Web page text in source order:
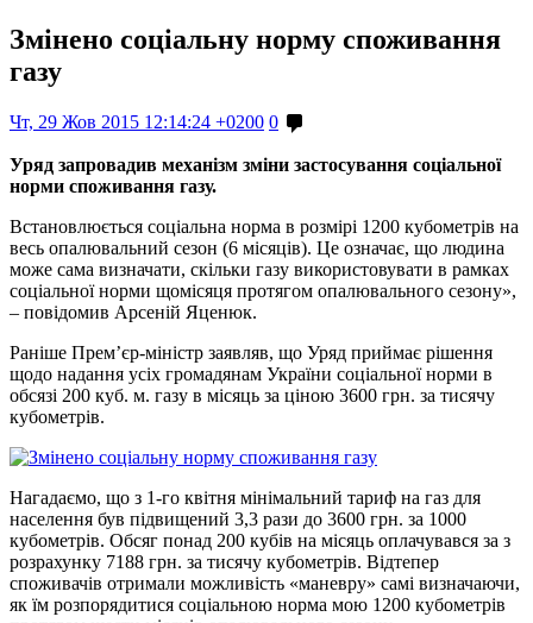
Змінено соціальну норму споживання
газу
Чт, 29 Жов 2015 12:14:24 +0200 0
Уряд запровадив механізм зміни застосування соціальної
норми споживання газу.
Встановлюється соціальна норма в розмірі 1200 кубометрів на
весь опалювальний сезон (6 місяців). Це означає, що людина
може сама визначати, скільки газу використовувати в рамках
соціальної норми щомісяця протягом опалювального сезону»,
– повідомив Арсеній Яценюк.
Раніше Прем’єр-міністр заявляв, що Уряд приймає рішення
щодо надання усіх громадянам України соціальної норми в
обсязі 200 куб. м. газу в місяць за ціною 3600 грн. за тисячу
кубометрів.
Нагадаємо, що з 1-го квітня мінімальний тариф на газ для
населення був підвищений 3,3 рази до 3600 грн. за 1000
кубометрів. Обсяг понад 200 кубів на місяць оплачувався за з
розрахунку 7188 грн. за тисячу кубометрів. Відтепер
споживачів отримали можливість «маневру» самі визначаючи,
як їм розпорядитися соціальною норма мою 1200 кубометрів